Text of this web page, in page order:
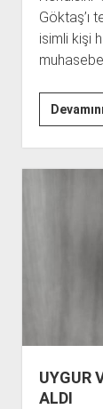
Göktaş’ı
isimli kişi
UYGUR
ALDI